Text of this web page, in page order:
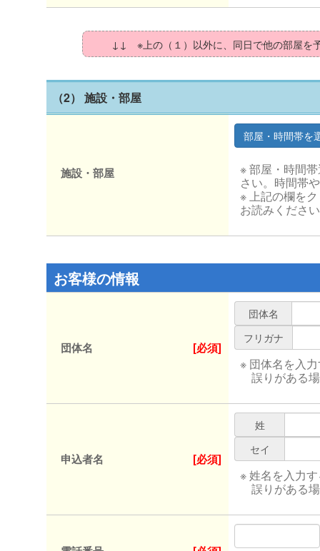
↓↓ ※上の（１）以外に、同日で他の部屋
（2） 施設・部屋
施設・部屋
※ 部屋・時間
さい。時間帯
※ 上記の欄を
お読みくださ
お客様の情報
団体名 [必須]
団体名
フリガナ
※ 団体名を入
誤りがある
申込者名 [必須]
姓
セイ
※ 姓名を入力
誤りがある